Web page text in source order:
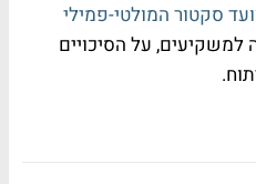
סקטור המולטי-פמילי
על הסיכויים